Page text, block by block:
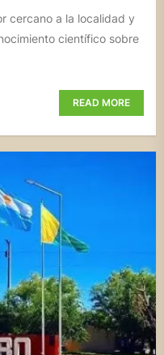
cercano a la localidad y
científico sobre
READ MORE